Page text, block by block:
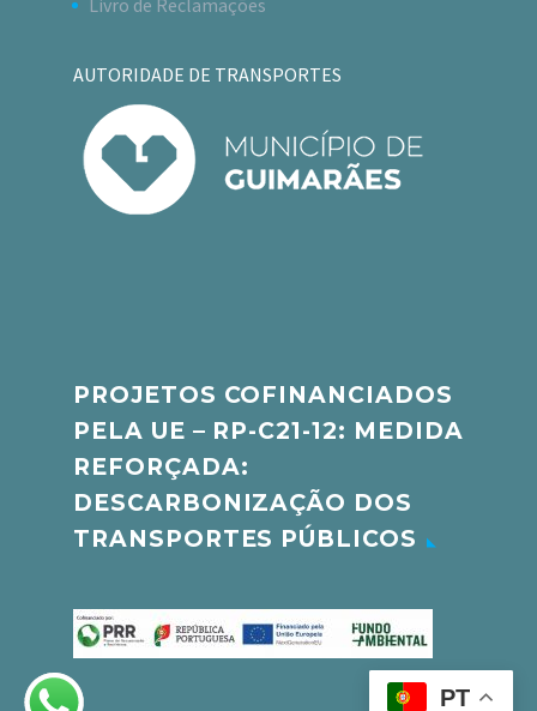
AUTORIDADE DE TRANSPORTES
PROJETOS COFINANCIADOS
PELA UE – RP-C21-12: MEDIDA
REFORÇADA:
DESCARBONIZAÇÃO DOS
TRANSPORTES PÚBLICOS
PT